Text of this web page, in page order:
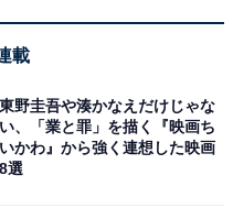
載
東野圭吾や湊かなえだけじゃな
い、「業と罪」を描く『映画ち
いかわ』から強く連想した映画
8選